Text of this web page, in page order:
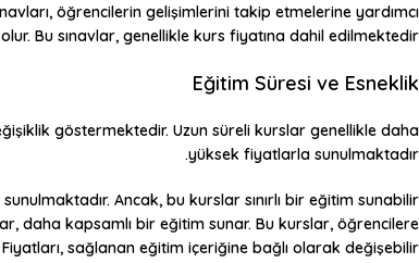
öğrencilerin gelişimlerini takip etmelerine yardımcı
olur. Bu sınavlar, genellikle kurs fiyatına dahil edilmektedir.
Eğitim Süresi ve Esneklik
göstermektedir. Uzun süreli kurslar genellikle daha
yüksek fiyatlarla sunulmaktadır.
Ancak, bu kurslar sınırlı bir eğitim sunabilir.
daha kapsamlı bir eğitim sunar. Bu kurslar, öğrencilere
sağlanan eğitim içeriğine bağlı olarak değişebilir.